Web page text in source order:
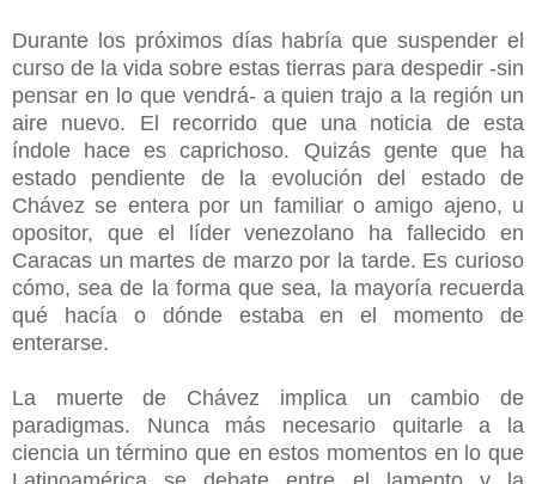
Durante los próximos días habría que suspender el
curso de la vida sobre estas tierras para despedir -sin
pensar en lo que vendrá- a quien trajo a la región un
aire nuevo. El recorrido que una noticia de esta
índole hace es caprichoso. Quizás gente que ha
estado pendiente de la evolución del estado de
Chávez se entera por un familiar o amigo ajeno, u
opositor, que el líder venezolano ha fallecido en
Caracas un martes de marzo por la tarde. Es curioso
cómo, sea de la forma que sea, la mayoría recuerda
qué hacía o dónde estaba en el momento de
enterarse.
La muerte de Chávez implica un cambio de
paradigmas. Nunca más necesario quitarle a la
ciencia un término que en estos momentos en lo que